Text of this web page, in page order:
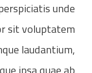
unde
sit voluptatem
laudantium,